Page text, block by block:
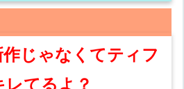
じゃなくてティフ
レてるよ？